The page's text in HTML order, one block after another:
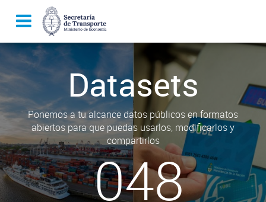
Datasets
Ponemos a tu alcance datos públicos en formatos
abiertos para que puedas usarlos, modificarlos y
compartirlos
048